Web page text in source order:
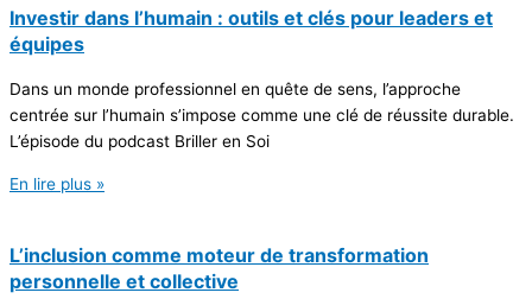
Investir dans l’humain : outils et clés pour leaders et
équipes
Dans un monde professionnel en quête de sens, l’approche
centrée sur l’humain s’impose comme une clé de réussite durable.
L’épisode du podcast Briller en Soi
En lire plus »
L’inclusion comme moteur de transformation
personnelle et collective